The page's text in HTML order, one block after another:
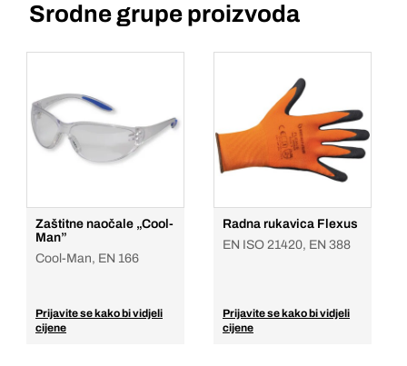
Srodne grupe proizvoda
Zaštitne naočale „Cool-
Man”
Cool-Man, EN 166
Prijavite se kako bi vidjeli
cijene
Radna rukavica Flexus
EN ISO 21420, EN 388
Prijavite se kako bi vidjeli
cijene